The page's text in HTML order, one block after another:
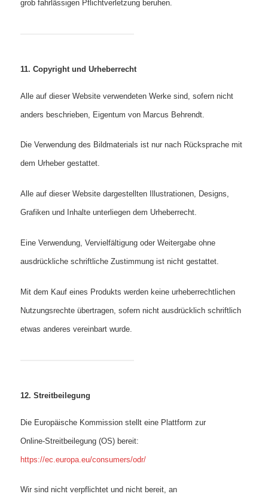
grob fahrlässigen Pflichtverletzung beruhen.
11. Copyright und Urheberrecht
Alle auf dieser Website verwendeten Werke sind, sofern nicht
anders beschrieben, Eigentum von Marcus Behrendt.
Die Verwendung des Bildmaterials ist nur nach Rücksprache mit
dem Urheber gestattet.
Alle auf dieser Website dargestellten Illustrationen, Designs,
Grafiken und Inhalte unterliegen dem Urheberrecht.
Eine Verwendung, Vervielfältigung oder Weitergabe ohne
ausdrückliche schriftliche Zustimmung ist nicht gestattet.
Mit dem Kauf eines Produkts werden keine urheberrechtlichen
Nutzungsrechte übertragen, sofern nicht ausdrücklich schriftlich
etwas anderes vereinbart wurde.
12. Streitbeilegung
Die Europäische Kommission stellt eine Plattform zur
Online‑Streitbeilegung (OS) bereit:
https://ec.europa.eu/consumers/odr/
Wir sind nicht verpflichtet und nicht bereit, an